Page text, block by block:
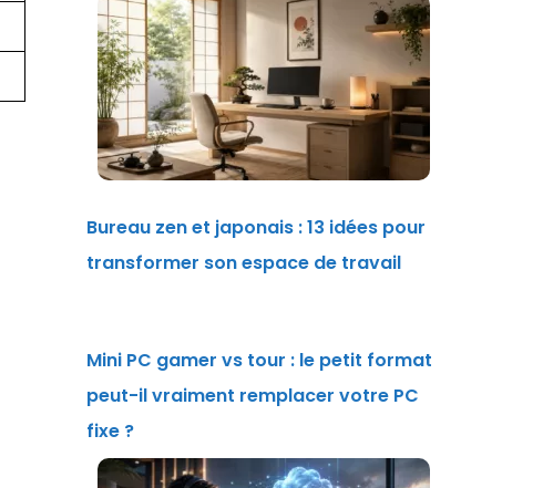
Bureau zen et japonais : 13 idées pour
transformer son espace de travail
Mini PC gamer vs tour : le petit format
peut-il vraiment remplacer votre PC
fixe ?